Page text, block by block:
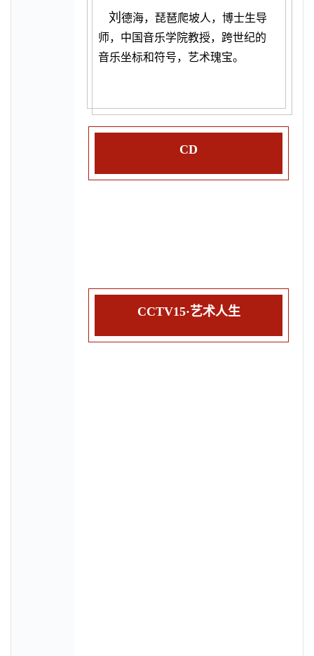
刘 德海，琵琶爬坡人，博士生导
师，中国音乐学院教授，跨世纪的
音乐坐标和符号，艺术瑰宝。
CD
CCTV15·艺术人生